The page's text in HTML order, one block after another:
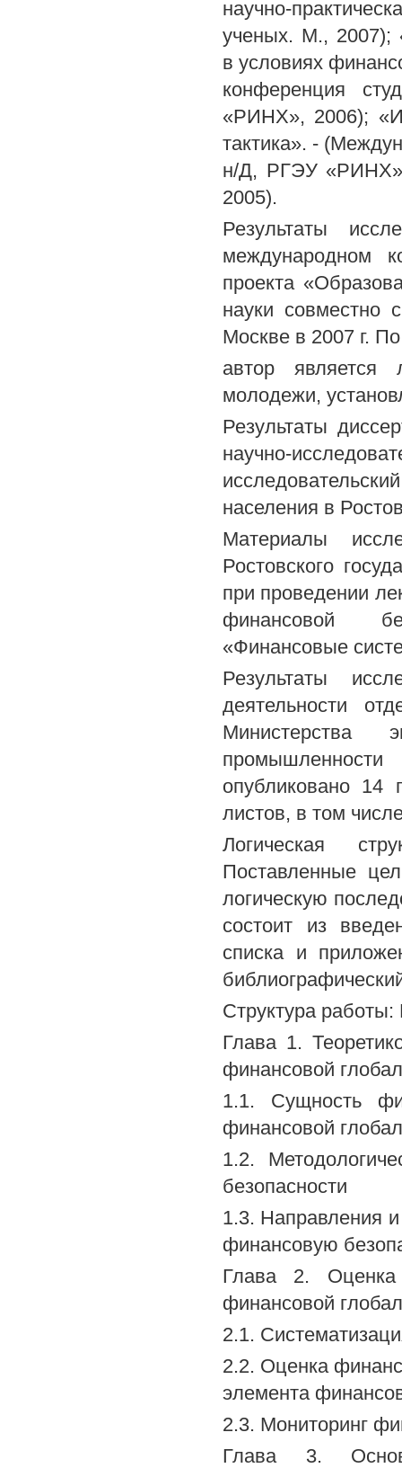
научно-
ученых. М., 2007);
в условиях
конференция
«РИНХ», 2006);
тактика». -
н/Д, РГЭУ «РИНХ»,
2005).
Результаты
международном
проекта
науки совместно
Москве в 2007 г.
автор является
молодежи,
Результаты
научно-
населения в
Материалы
Ростовского
при проведении
финансовой
«Финансовые
Результаты
деятельности
Министерства
опубликовано 14
листов, в том
Логическая
Поставленные
логическую
состоит из
списка и
Структура
Глава 1.
финансовой
1.1. Сущность
финансовой
1.2.
безопасности
1.3. Направления
финансовую
Глава 2. Оценка
финансовой
2.1.
2.2. Оценка
элемента
2.3. Мониторинг
Глава 3.